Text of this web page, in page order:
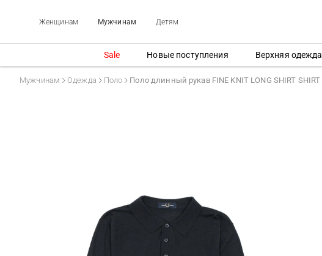
Женщинам Мужчинам Детям
Sale Новые поступления Верхняя одежда
Мужчинам Одежда Поло Поло длинный рукав FINE KNIT LONG SHIRT SHIRT